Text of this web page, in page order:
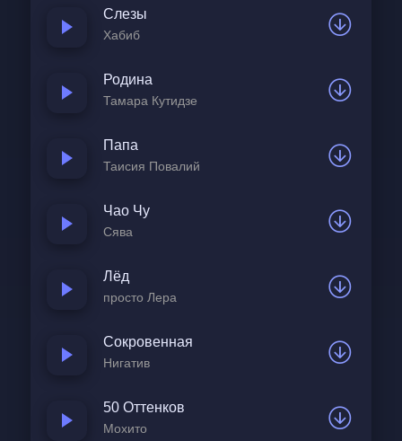
Слезы
Хабиб
Родина
Тамара Кутидзе
Папа
Таисия Повалий
Чао Чу
Сява
Лёд
просто Лера
Сокровенная
Нигатив
50 Оттенков
Мохито